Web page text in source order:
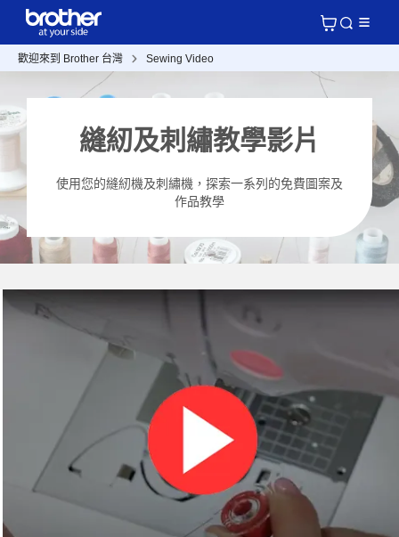
歡迎來到 Brother 台灣 Sewing Video
縫紉及刺繡教學影片
使用您的縫紉機及刺繡機，探索一系列的免費圖案及
作品教學